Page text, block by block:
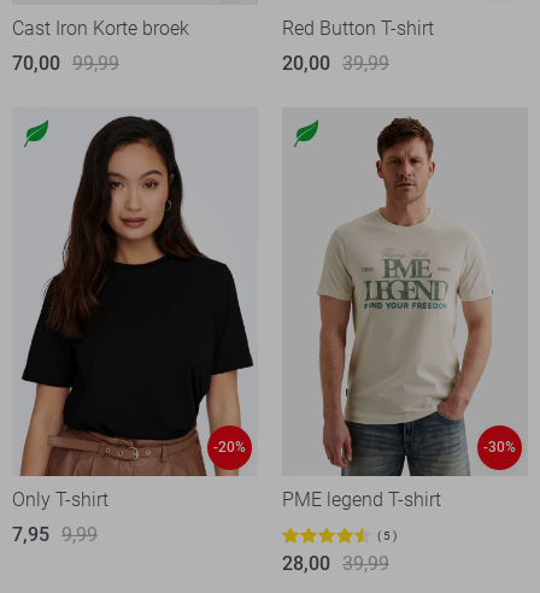
Cast Iron Korte broek
70,00 99,99
Red Button T-shirt
20,00 39,99
-20%
Only T-shirt
7,95 9,99
-30%
PME legend T-shirt
5
28,00 39,99